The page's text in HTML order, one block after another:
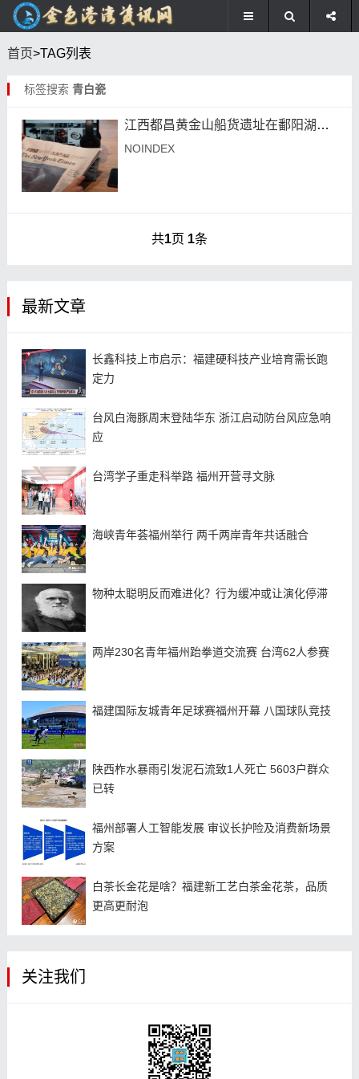
首页>TAG列表
标签搜索 青白瓷
江西都昌黄金山船货遗址在鄱阳湖湖底瓷片分布图
NOINDEX
共1页 1条
最新文章
长鑫科技上市启示：福建硬科技产业培育需长跑
定力
台风白海豚周末登陆华东 浙江启动防台风应急响
应
台湾学子重走科举路 福州开营寻文脉
海峡青年荟福州举行 两千两岸青年共话融合
物种太聪明反而难进化？行为缓冲或让演化停滞
两岸230名青年福州跆拳道交流赛 台湾62人参赛
福建国际友城青年足球赛福州开幕 八国球队竞技
陕西柞水暴雨引发泥石流致1人死亡 5603户群众
已转
福州部署人工智能发展 审议长护险及消费新场景
方案
白茶长金花是啥？福建新工艺白茶金花茶，品质
更高更耐泡
关注我们